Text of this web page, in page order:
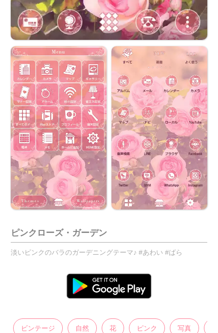
ピンクローズ・ガーデン
淡いピンクのバラのガーデニングテーマ♪ #あわい #ばら
ビンテージ 自然 花 ピンク 写真